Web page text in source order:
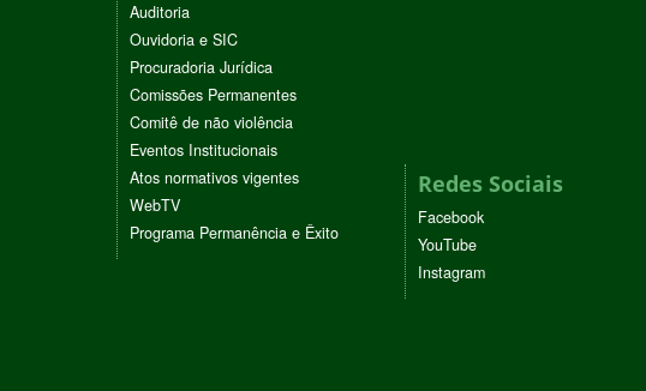
Auditoria
Ouvidoria e SIC
Procuradoria Jurídica
Comissões Permanentes
Comitê de não violência
Eventos Institucionais
Atos normativos vigentes
WebTV
Programa Permanência e Êxito
Redes Sociais
Facebook
YouTube
Instagram